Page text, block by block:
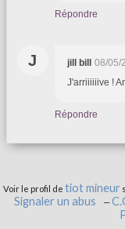
Répondre
J jill bill
08/05/
J'arriiiiiive !
Répondre
Voir le profil de tiot mineur
Signaler un abus